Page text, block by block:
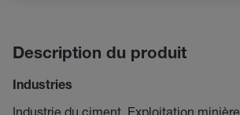
Description du produit
Industries
Industrie du ciment, Exploitation minière